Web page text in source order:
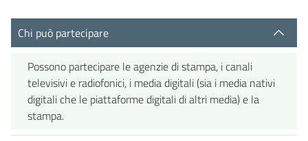
Chi può partecipare
Possono partecipare le agenzie di stampa, i canali
televisivi e radiofonici, i media digitali (sia i media nativi
digitali che le piattaforme digitali di altri media) e la
stampa.